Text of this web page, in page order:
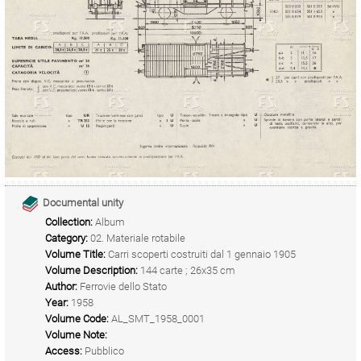
Documental unity
Collection: Album
Category: 02. Materiale rotabile
Volume Title: Carri scoperti costruiti dal 1 gennaio 1905
Volume Description: 144 carte ; 26x35 cm
Author: Ferrovie dello Stato
Year: 1958
Volume Code: AL_SMT_1958_0001
Volume Note:
Access: Pubblico